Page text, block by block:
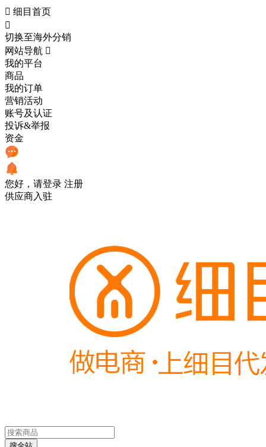
 细目首页

切换至海外分销
网站导航 
我的平台
商品
我的订单
营销活动
账号及认证
投诉&举报
资金
您好，请登录 注册
供应商入驻